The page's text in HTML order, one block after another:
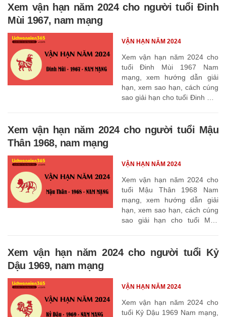
Xem vận hạn năm 2024 cho người tuổi Đinh
Mùi 1967, nam mạng
Xem vận hạn năm 2024 cho
tuổi Đinh Mùi 1967 Nam
mạng, xem hướng dẫn giải
hạn, xem sao hạn, cách cúng
sao giải hạn cho tuổi Đinh Mùi
VẬN HẠN NĂM 2024
Xem vận hạn năm 2024 cho người tuổi Mậu
Thân 1968, nam mạng
Xem vận hạn năm 2024 cho
tuổi Mậu Thân 1968 Nam
mạng, xem hướng dẫn giải
hạn, xem sao hạn, cách cúng
sao giải hạn cho tuổi Mậu
VẬN HẠN NĂM 2024
Xem vận hạn năm 2024 cho người tuổi Kỷ
Dậu 1969, nam mạng
Xem vận hạn năm 2024 cho
tuổi Kỷ Dậu 1969 Nam mạng,
VẬN HẠN NĂM 2024